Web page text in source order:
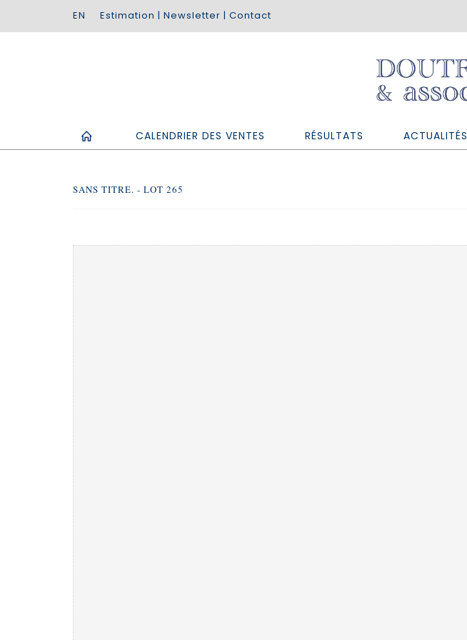
Estimation | Newsletter | Contact
CALENDRIER DES VENTES RÉSULTATS ACTUALITÉS
SANS TITRE. - LOT 265